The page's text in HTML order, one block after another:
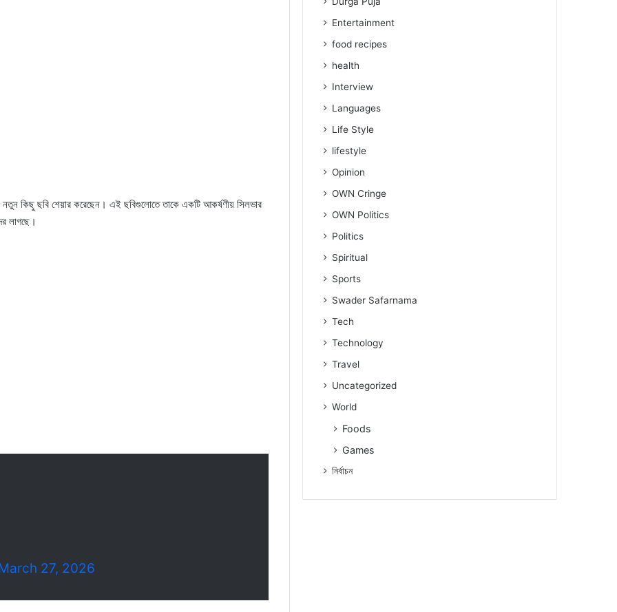
নতুন কিছু ছবি শেয়ার করেছেন। এই ছবিগুলোতে তাকে একটি আকর্ষণীয় সিলভার
লাগছে।
27, 2026
Entertainment
food recipes
health
Interview
Languages
Life Style
lifestyle
Opinion
OWN Cringe
OWN Politics
Politics
Spiritual
Sports
Swader Safarnama
Tech
Technology
Travel
Uncategorized
World
Foods
Games
নিৰ্বাচন